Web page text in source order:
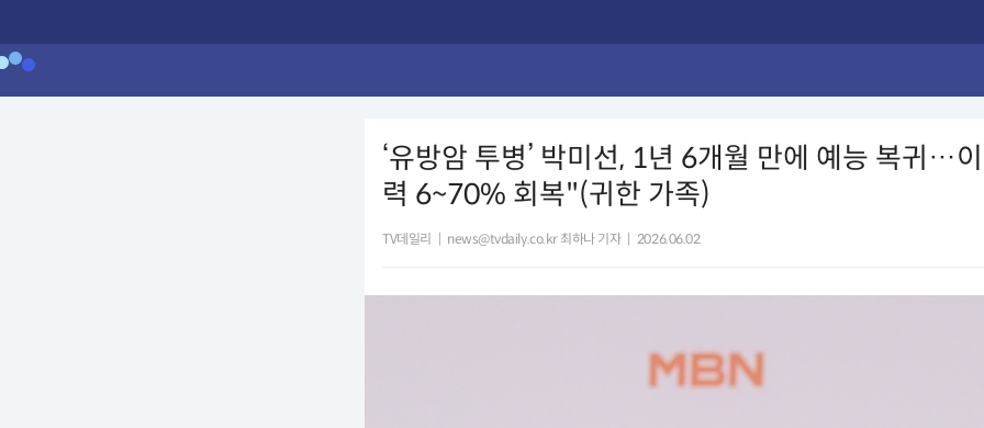
‘유방암 투병’ 박미선, 1년 6개월 만에 예능 복귀…
력 6~70% 회복"(귀한 가족)
TV데일리 news@tvdaily.co.kr 최하나 기자 2026.06.02